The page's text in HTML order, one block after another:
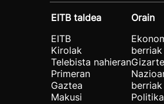
EITB taldea
EITB
Kirolak
Telebista nahieran
Primeran
Gaztea
Makusi
Orain
berriak
berriak